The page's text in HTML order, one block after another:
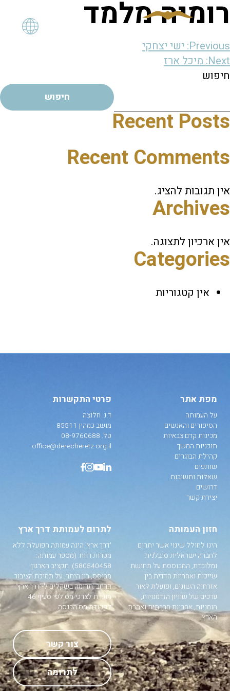
רומיה מלמד
ניווט
Previous: ישי יצחקי
Next: מיכל ארז
חיפוש
חיפוש
Recent Posts
Recent Comments
אין תגובות להציג.
Archives
אין ארכיון לתצוגה.
Categories
אין קטגוריות
מפת אתר
על העמותה
הסיפורים והאנשים
מכינות קדם צבאיות
תוכניות המשך
קהילת הבוגרים
שותפים
שאלות ותשובות
דרושים
יצירת קשר
פרטי התקשרות
ד.נ. חלוצה
מושב כמהין 85511
טל. 08-9760688
office@derecheretz.org.il
חזון העמותה
הינו לחולל שינוי אשר יתרום
לחברה ישראלית סובלנית
ומלוכדת, המבוססת על תחושת
שייכות ואחריות הדדית בין
אזרחיה השונים, ופועלת לאור
ערכים של שוויון הזדמנויות,
הומניות, אחריות חברתית ואהבת
הארץ.
לתרום לעמותת דרך ארץ
'דרך ארץ' הינה עמותה הפועלת ללא
מטרות רווח. (מספר עמותה:
580540458). תקציב הארגון
מבוסס, בין היתר, על תמיכת הציבור
הרחב .תרומה בשקלים ל-'דרך ארץ'
מוכרת לצרכי מס לפי סעיף 46
לפקודת מס הכנסה.
צור קשר
לתרומה